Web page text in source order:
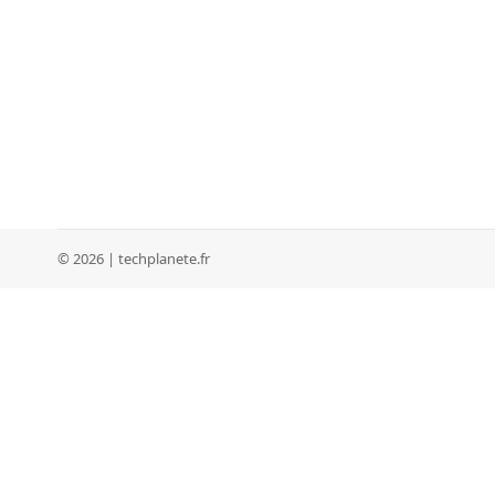
© 2026 | techplanete.fr